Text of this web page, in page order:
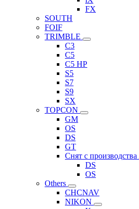
FX
SOUTH
FOIF
TRIMBLE
C3
C5
C5 HP
S5
S7
S9
SX
TOPCON
GM
OS
DS
GT
Снят с производства
DS
OS
Others
CHCNAV
NIKON